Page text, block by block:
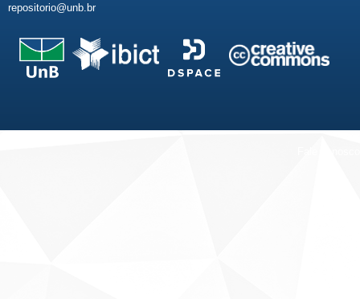
repositorio@unb.br